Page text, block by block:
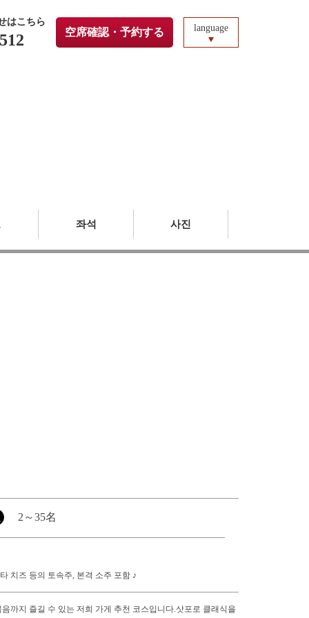
はこちら
空席確認・予約する language
좌석 사진
2～35名
치즈 등의 토속주, 본격 소주 포함 ♪
까지 즐길 수 있는 저희 가게 추천 코스입니다.삿포로 클래식을